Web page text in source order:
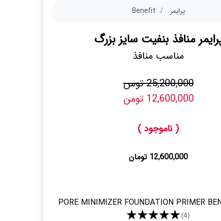
پرایمر Benefit
منافذ بنفیت سایز بزرگ
مناسب منافذ
25,200,000 تومن
12,600,000 تومن
( ناموجود )
12,600,000 تومان
PORE MINIMIZER FOUNDATION PRIMER
★★★★★(4)